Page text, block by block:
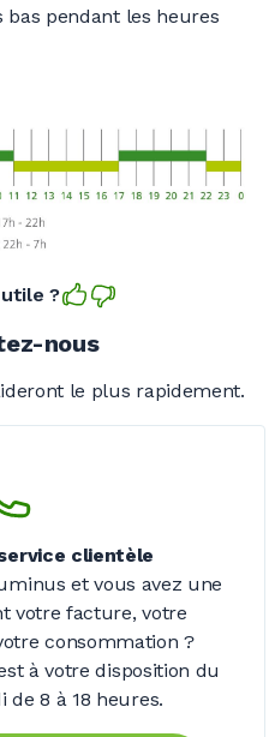
pendant les heures
?
nous
le plus rapidement.
clientèle
et vous avez une
votre facture, votre
consommation ?
à votre disposition du
de8 à 18 heures.